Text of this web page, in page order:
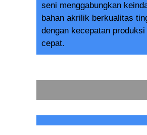
seni menggabungkan
bahan akrilik berkualitas
dengan kecepatan produksi
cepat.